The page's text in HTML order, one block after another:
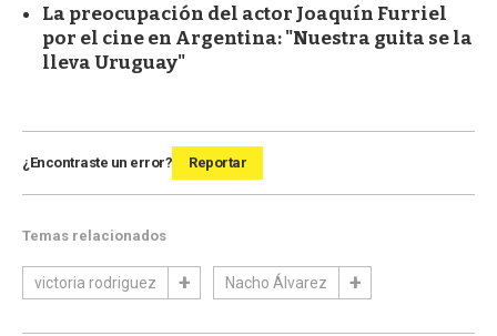
La preocupación del actor Joaquín Furriel
por el cine en Argentina: "Nuestra guita se la
lleva Uruguay"
¿Encontraste un error? Reportar
Temas relacionados
victoria rodriguez Nacho Álvarez